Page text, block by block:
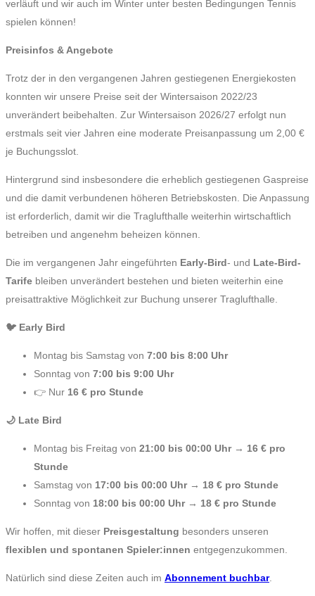
verläuft und wir auch im Winter unter besten Bedingungen Tennis
spielen können!
Preisinfos & Angebote
Trotz der in den vergangenen Jahren gestiegenen Energiekosten
konnten wir unsere Preise seit der Wintersaison 2022/23
unverändert beibehalten. Zur Wintersaison 2026/27 erfolgt nun
erstmals seit vier Jahren eine moderate Preisanpassung um 2,00 €
je Buchungsslot.
Hintergrund sind insbesondere die erheblich gestiegenen Gaspreise
und die damit verbundenen höheren Betriebskosten. Die Anpassung
ist erforderlich, damit wir die Traglufthalle weiterhin wirtschaftlich
betreiben und angenehm beheizen können.
Die im vergangenen Jahr eingeführten Early-Bird- und Late-Bird-
Tarife bleiben unverändert bestehen und bieten weiterhin eine
preisattraktive Möglichkeit zur Buchung unserer Traglufthalle.
🐦 Early Bird
Montag bis Samstag von 7:00 bis 8:00 Uhr
Sonntag von 7:00 bis 9:00 Uhr
👉 Nur 16 € pro Stunde
🌙 Late Bird
Montag bis Freitag von 21:00 bis 00:00 Uhr → 16 € pro
Stunde
Samstag von 17:00 bis 00:00 Uhr → 18 € pro Stunde
Sonntag von 18:00 bis 00:00 Uhr → 18 € pro Stunde
Wir hoffen, mit dieser Preisgestaltung besonders unseren
flexiblen und spontanen Spieler:innen entgegenzukommen.
Natürlich sind diese Zeiten auch im Abonnement buchbar.